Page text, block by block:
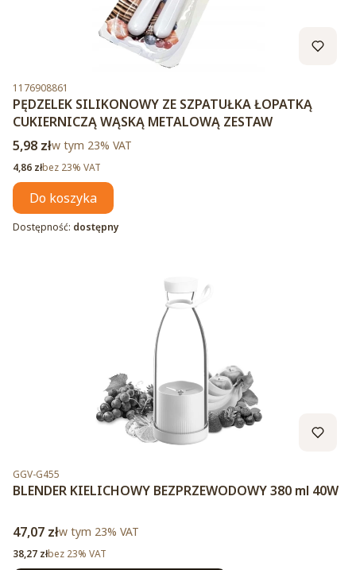
Kod produktu
1176908861
PĘDZELEK SILIKONOWY ZE SZPATUŁKA ŁOPATKĄ
CUKIERNICZĄ WĄSKĄ METALOWĄ ZESTAW
Cena brutto
5,98 złw tym %s VAT
w tym 23% VAT
Cena netto
4,86 złbez 23% VAT
Do koszyka
Dostępność: dostępny
Kod produktu
GGV-G455
BLENDER KIELICHOWY BEZPRZEWODOWY 380 ml 40W
Cena brutto
47,07 złw tym %s VAT
w tym 23% VAT
Cena netto
38,27 złbez 23% VAT